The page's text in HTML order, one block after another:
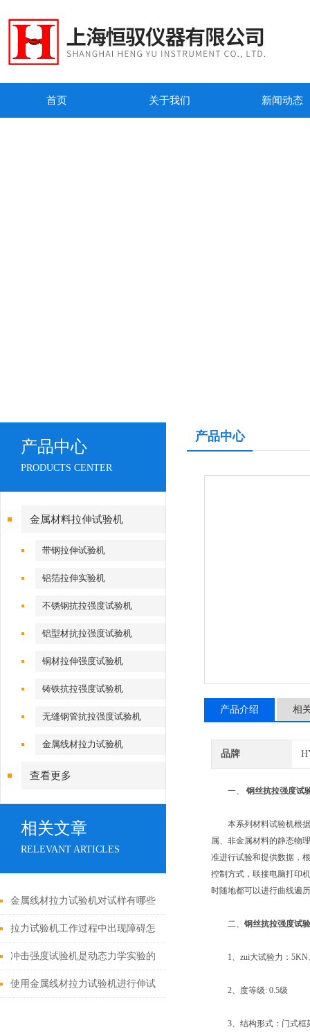
首页 关于我们 新闻动态
产品中心
PRODUCTS CENTER
金属材料拉伸试验机
带钢拉伸试验机
铝箔拉伸实验机
不锈钢抗拉强度试验机
铝型材抗拉强度试验机
铜材拉伸强度试验机
铸铁抗拉强度试验机
无缝钢管抗拉强度试验机
金属线材拉力试验机
查看更多
相关文章
RELEVANT ARTICLES
金属线材拉力试验机对试样有哪些
要求？具体步骤如下
拉力试验机工作过程中出现障碍怎
么办？
冲击强度试验机是动态力学实验的
一种试验机
使用金属线材拉力试验机进行伸试
产品中心
产品介绍 相
品牌
一、 钢丝抗拉强度试
本系列材料试验机根据
属、非金属材料的静态物
准进行试验和提供数据，
控制方式，联接电脑打印
时随地都可以进行曲线遍
二、 钢丝抗拉强度试
1、zui大试验力：5KN
2、度等级: 0.5级
3、结构形式：门式框